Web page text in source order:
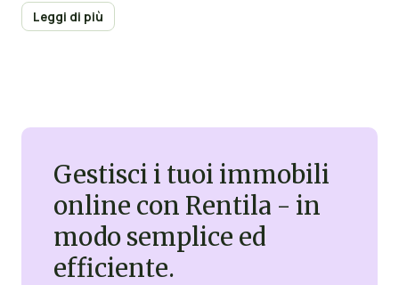
Leggi di più
Gestisci i tuoi immobili
online con Rentila - in
modo semplice ed
efficiente.